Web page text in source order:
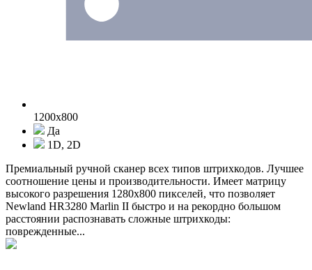
1200x800
Да
1D, 2D
Премиальный ручной сканер всех типов штрихкодов. Лучшее
соотношение цены и производительности. Имеет матрицу
высокого разрешения 1280x800 пикселей, что позволяет
Newland HR3280 Marlin II быстро и на рекордно большом
расстоянии распознавать сложные штрихкоды:
поврежденные...